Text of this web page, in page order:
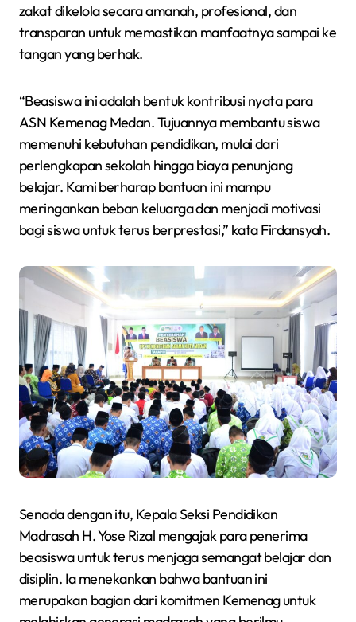
zakat dikelola secara amanah, profesional, dan
transparan untuk memastikan manfaatnya sampai ke
tangan yang berhak.
“Beasiswa ini adalah bentuk kontribusi nyata para
ASN Kemenag Medan. Tujuannya membantu siswa
memenuhi kebutuhan pendidikan, mulai dari
perlengkapan sekolah hingga biaya penunjang
belajar. Kami berharap bantuan ini mampu
meringankan beban keluarga dan menjadi motivasi
bagi siswa untuk terus berprestasi,” kata Firdansyah.
Senada dengan itu, Kepala Seksi Pendidikan
Madrasah H. Yose Rizal mengajak para penerima
beasiswa untuk terus menjaga semangat belajar dan
disiplin. Ia menekankan bahwa bantuan ini
merupakan bagian dari komitmen Kemenag untuk